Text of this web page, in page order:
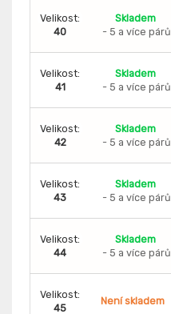
Velikost:
40
Skladem
- 5 a více párů
Velikost:
41
Skladem
- 5 a více párů
Velikost:
42
Skladem
- 5 a více párů
Velikost:
43
Skladem
- 5 a více párů
Velikost:
44
Skladem
- 5 a více párů
Velikost:
45
Není skladem